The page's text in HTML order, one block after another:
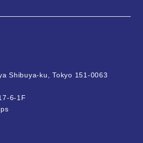
Shibuya-ku, Tokyo 151-0063
6-1F